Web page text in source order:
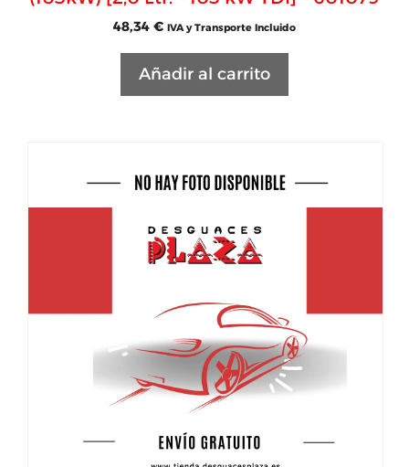
48,34 € IVA y Transporte Incluido
Añadir al carrito